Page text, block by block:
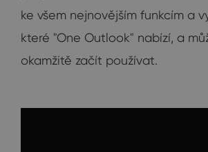
ke všem nejnovějším funkcím a
které "One Outlook" nabízí, a
okamžitě začít používat.